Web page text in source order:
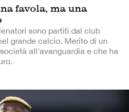
favola, ma una
sono partiti dal club
grande calcio. Merito di un
all'avanguardia e che ha